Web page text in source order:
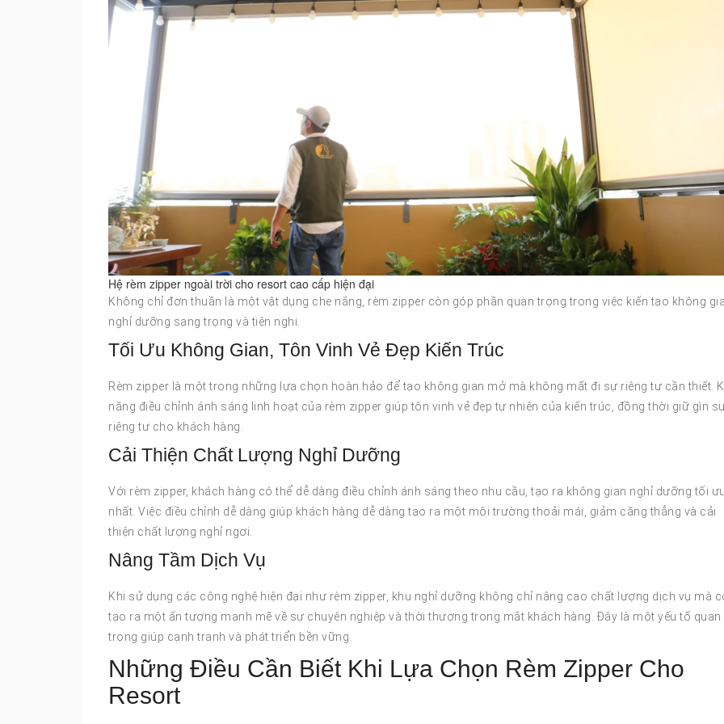
Hệ rèm zipper ngoài trời cho resort cao cấp hiện đại
Không chỉ đơn thuần là một vật dụng che nắng, rèm zipper còn góp phần quan trọng trong việc kiến tạo không
nghỉ dưỡng sang trọng và tiện nghi.
Tối Ưu Không Gian, Tôn Vinh Vẻ Đẹp Kiến Trúc
Rèm zipper là một trong những lựa chọn hoàn hảo để tạo không gian mở mà không mất đi sự riêng tư cần thiết.
năng điều chỉnh ánh sáng linh hoạt của rèm zipper giúp tôn vinh vẻ đẹp tự nhiên của kiến trúc, đồng thời giữ gìn
riêng tư cho khách hàng.
Cải Thiện Chất Lượng Nghỉ Dưỡng
Với rèm zipper, khách hàng có thể dễ dàng điều chỉnh ánh sáng theo nhu cầu, tạo ra không gian nghỉ dưỡng tối
nhất. Việc điều chỉnh dễ dàng giúp khách hàng dễ dàng tạo ra một môi trường thoải mái, giảm căng thẳng và cải
thiện chất lượng nghỉ ngơi.
Nâng Tầm Dịch Vụ
Khi sử dụng các công nghệ hiện đại như rèm zipper, khu nghỉ dưỡng không chỉ nâng cao chất lượng dịch vụ mà
tạo ra một ấn tượng mạnh mẽ về sự chuyên nghiệp và thời thượng trong mắt khách hàng. Đây là một yếu tố quan
trọng giúp cạnh tranh và phát triển bền vững.
Những Điều Cần Biết Khi Lựa Chọn Rèm Zipper Cho
Resort